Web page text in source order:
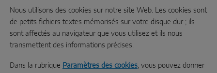
Nous utilisons des cookies sur notre site Web. Les cookies sont
de petits fichiers textes mémorisés sur votre disque dur ; ils
sont affectés au navigateur que vous utilisez et ils nous
transmettent des informations précises.
Dans la rubrique Paramètres des cookies, vous pouvez donner